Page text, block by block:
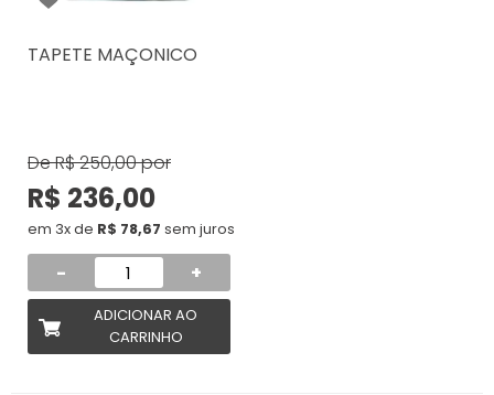
TAPETE MAÇONICO
DeR$ 250,00por
R$ 236,00
em 3x de R$ 78,67 sem juros
- +
ADICIONAR AO
CARRINHO